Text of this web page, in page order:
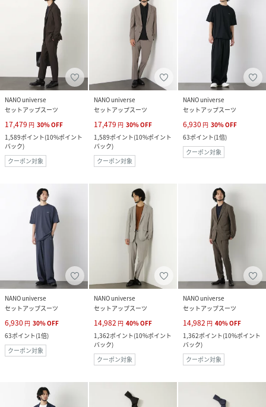
NANO universe
セットアップスーツ
17,479 円 30%OFF
1,589ポイント(10%ポイント
バック)
クーポン対象
NANO universe
セットアップスーツ
17,479 円 30%OFF
1,589ポイント(10%ポイント
バック)
クーポン対象
NANO universe
セットアップスーツ
6,930 円 30%OFF
63ポイント(1倍)
クーポン対象
NANO universe
セットアップスーツ
6,930 円 30%OFF
63ポイント(1倍)
クーポン対象
NANO universe
セットアップスーツ
14,982 円 40%OFF
1,362ポイント(10%ポイント
バック)
クーポン対象
NANO universe
セットアップスーツ
14,982 円 40%OFF
1,362ポイント(10%ポイント
バック)
クーポン対象